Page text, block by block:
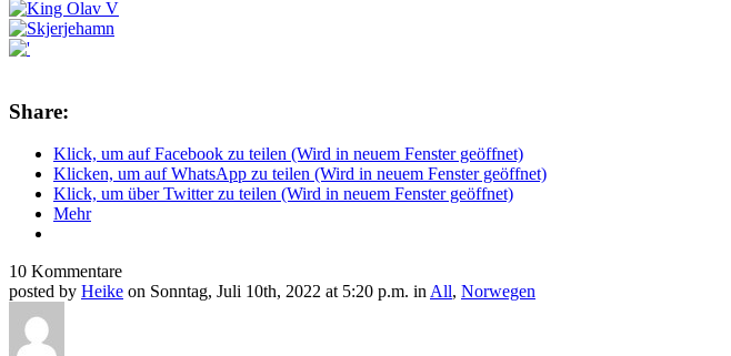
Share:
Klick, um auf Facebook zu teilen (Wird in neuem Fenster geöffnet)
Klicken, um auf WhatsApp zu teilen (Wird in neuem Fenster geöffnet)
Klick, um über Twitter zu teilen (Wird in neuem Fenster geöffnet)
Mehr
10 Kommentare
posted by Heike on Sonntag, Juli 10th, 2022 at 5:20 p.m. in All, Norwegen